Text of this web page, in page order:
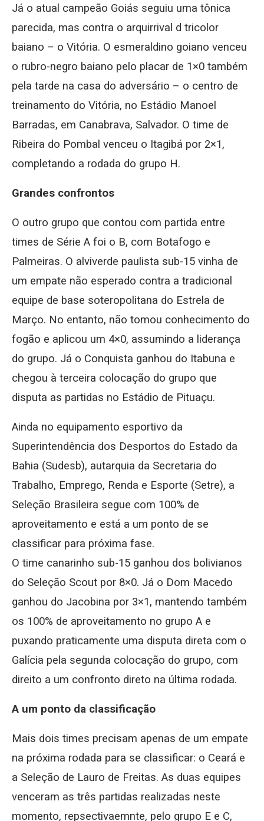
Já o atual campeão Goiás seguiu uma tônica
parecida, mas contra o arquirrival d tricolor
baiano – o Vitória. O esmeraldino goiano venceu
o rubro-negro baiano pelo placar de 1×0 também
pela tarde na casa do adversário – o centro de
treinamento do Vitória, no Estádio Manoel
Barradas, em Canabrava, Salvador. O time de
Ribeira do Pombal venceu o Itagibá por 2×1,
completando a rodada do grupo H.
Grandes confrontos
O outro grupo que contou com partida entre
times de Série A foi o B, com Botafogo e
Palmeiras. O alviverde paulista sub-15 vinha de
um empate não esperado contra a tradicional
equipe de base soteropolitana do Estrela de
Março. No entanto, não tomou conhecimento do
fogão e aplicou um 4×0, assumindo a liderança
do grupo. Já o Conquista ganhou do Itabuna e
chegou à terceira colocação do grupo que
disputa as partidas no Estádio de Pituaçu.
Ainda no equipamento esportivo da
Superintendência dos Desportos do Estado da
Bahia (Sudesb), autarquia da Secretaria do
Trabalho, Emprego, Renda e Esporte (Setre), a
Seleção Brasileira segue com 100% de
aproveitamento e está a um ponto de se
classificar para próxima fase.
O time canarinho sub-15 ganhou dos bolivianos
do Seleção Scout por 8×0. Já o Dom Macedo
ganhou do Jacobina por 3×1, mantendo também
os 100% de aproveitamento no grupo A e
puxando praticamente uma disputa direta com o
Galícia pela segunda colocação do grupo, com
direito a um confronto direto na última rodada.
A um ponto da classificação
Mais dois times precisam apenas de um empate
na próxima rodada para se classificar: o Ceará e
a Seleção de Lauro de Freitas. As duas equipes
venceram as três partidas realizadas neste
momento, repsectivaemnte, pelo grupo E e C,